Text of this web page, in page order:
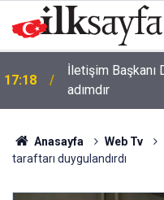
17:18
İletişim Başkanı
adımdır
Anasayfa Web Tv
taraftarı duygulandırdı